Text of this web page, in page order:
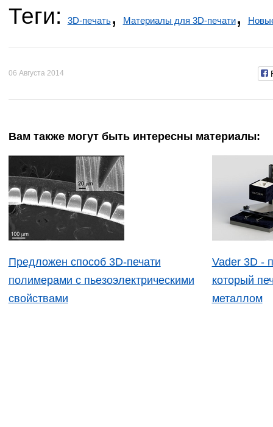
Теги: 3D-печать, Материалы для 3D-печати,
06 Августа 2014
Вам также могут быть интересны материалы:
Предложен способ 3D-печати
полимерами с пьезоэлектрическими
свойствами
Vader 3D -
который
металлом